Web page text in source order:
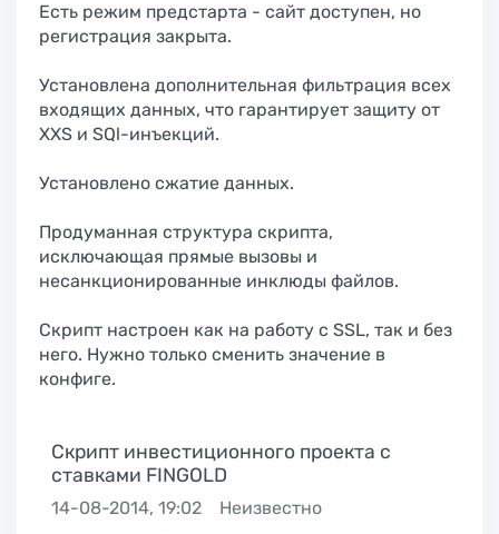
Есть режим предстарта - сайт доступен, но
регистрация закрыта.
Установлена дополнительная фильтрация всех
входящих данных, что гарантирует защиту от
XXS и SQl-инъекций.
Установлено сжатие данных.
Продуманная структура скрипта,
исключающая прямые вызовы и
несанкционированные инклюды файлов.
Скрипт настроен как на работу с SSL, так и без
него. Нужно только сменить значение в
конфиге.
Скрипт инвестиционного проекта с
ставками FINGOLD
14-08-2014, 19:02 Неизвестно